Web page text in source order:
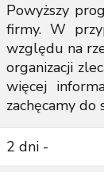
Powyższy
firmy. W
względu na
organizacji
więcej
zachęcamy
2 dni -